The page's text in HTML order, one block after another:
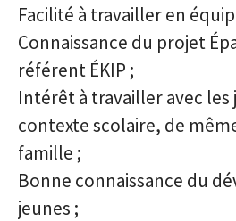
Facilité à travailler en
Connaissance du projet
référent ÉKIP ;
Intérêt à travailler avec les
contexte scolaire, de
famille ;
Bonne connaissance du
jeunes ;